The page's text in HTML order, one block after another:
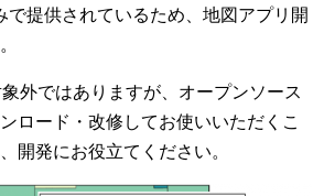
で提供されているため、地図アプリ開
外ではありますが、オープンソース
ロード・改修してお使いいただくこ
開発にお役立てください。